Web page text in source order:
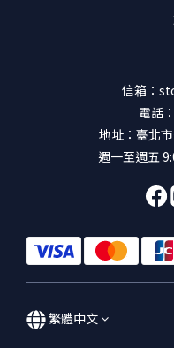
信箱：
電話
地址：臺北
週一至週五
繁體中文